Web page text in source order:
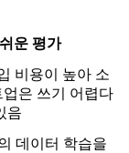
운 평가
비용이 높아 소
은 쓰기 어렵다
음
데이터 학습을